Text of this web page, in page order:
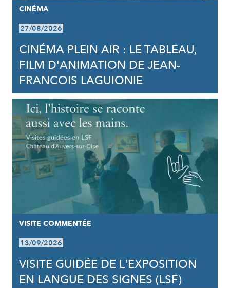
CINÉMA
27/08/2026
CINÉMA PLEIN AIR : LE TABLEAU,
FILM D'ANIMATION DE JEAN-
FRANCOIS LAGUIONIE
VISITE COMMENTÉE
13/09/2026
VISITE GUIDÉE DE L'EXPOSITION
EN LANGUE DES SIGNES (LSF)